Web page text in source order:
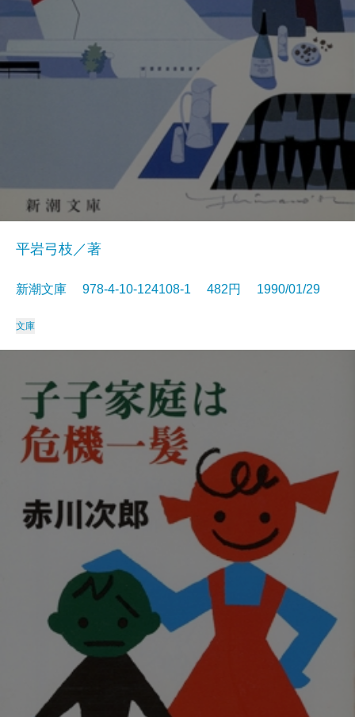
平岩弓枝／著
新潮文庫 978-4-10-124108-1 482円 1990/01/29
文庫